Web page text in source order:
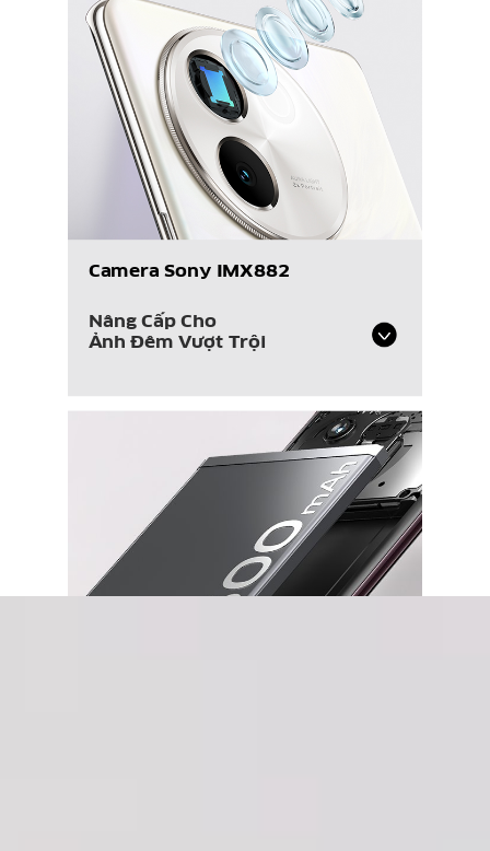
Camera Sony IMX882
Nâng Cấp Cho
Ảnh Đêm Vượt Trội